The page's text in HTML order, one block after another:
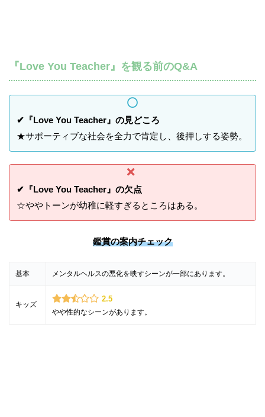
『Love You Teacher』を観る前のQ&A
✔『Love You Teacher』の見どころ
★サポーティブな社会を全力で肯定し、後押しする姿勢。
✔『Love You Teacher』の欠点
☆ややトーンが幼稚に軽すぎるところはある。
鑑賞の案内チェック
基本 メンタルヘルスの悪化を映すシーンが一部にあります。
キッズ
2.5
やや性的なシーンがあります。